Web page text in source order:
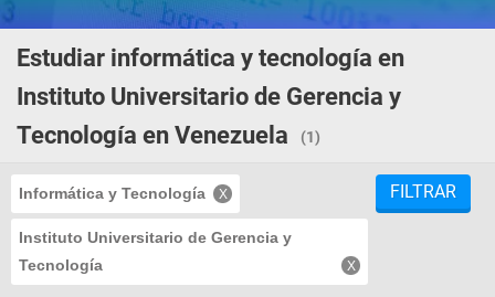
Estudiar informática y tecnología en
Instituto Universitario de Gerencia y
Tecnología en Venezuela
(1)
Informática y Tecnología
Instituto Universitario de Gerencia y
Tecnología
FILTRAR